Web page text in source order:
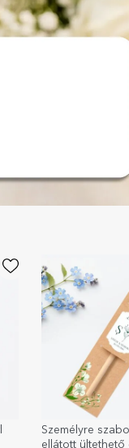
Személyre
ellátott ültethető